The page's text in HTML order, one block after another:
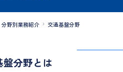
分野別業務紹介 交通基盤分野
盤分野とは